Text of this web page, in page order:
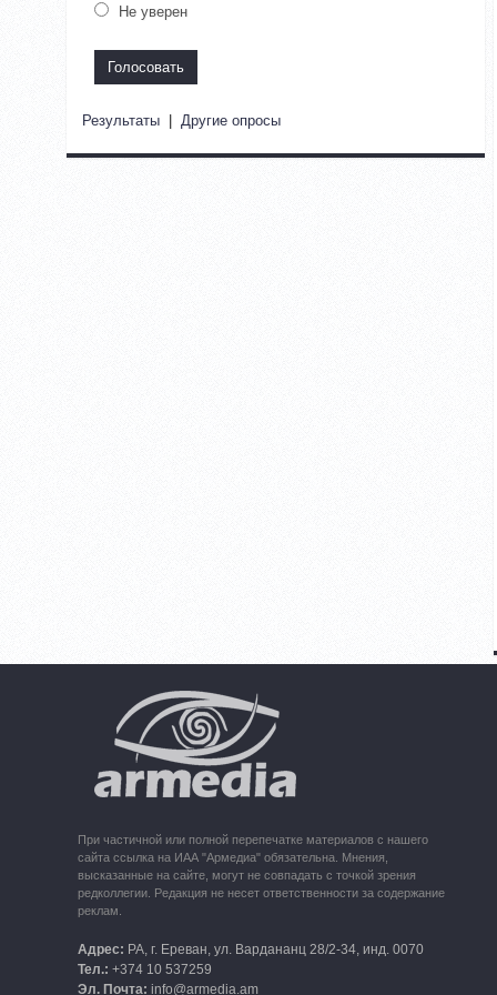
Не уверен
Результаты | Другие опросы
При частичной или полной перепечатке материалов с нашего
сайта ссылка на ИАА "Армедиа" обязательна. Мнения,
высказанные на сайте, могут не совпадать с точкой зрения
редколлегии. Редакция не несет ответственности за содержание
реклам.
Адрес: РА, г. Ереван, ул. Вардананц 28/2-34, инд. 0070
Тел.: +374 10 537259
Эл. Почта: info@armedia.am